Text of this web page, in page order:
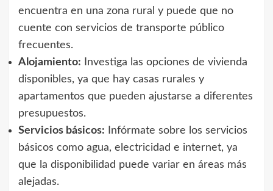
encuentra en una zona rural y puede que no
cuente con servicios de transporte público
frecuentes.
Alojamiento: Investiga las opciones de vivienda
disponibles, ya que hay casas rurales y
apartamentos que pueden ajustarse a diferentes
presupuestos.
Servicios básicos: Infórmate sobre los servicios
básicos como agua, electricidad e internet, ya
que la disponibilidad puede variar en áreas más
alejadas.